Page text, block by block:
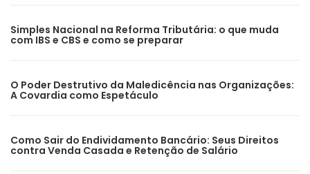
Simples Nacional na Reforma Tributária: o que muda
com IBS e CBS e como se preparar
O Poder Destrutivo da Maledicência nas Organizações:
A Covardia como Espetáculo
Como Sair do Endividamento Bancário: Seus Direitos
contra Venda Casada e Retenção de Salário